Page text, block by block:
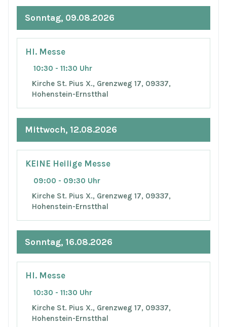
Sonntag, 09.08.2026
Hl. Messe
10:30 - 11:30 Uhr
Kirche St. Pius X., Grenzweg 17, 09337,
Hohenstein-Ernstthal
Mittwoch, 12.08.2026
KEINE Heilige Messe
09:00 - 09:30 Uhr
Kirche St. Pius X., Grenzweg 17, 09337,
Hohenstein-Ernstthal
Sonntag, 16.08.2026
Hl. Messe
10:30 - 11:30 Uhr
Kirche St. Pius X., Grenzweg 17, 09337,
Hohenstein-Ernstthal